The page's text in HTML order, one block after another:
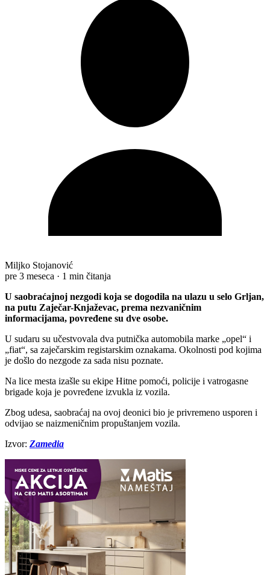
Miljko Stojanović
pre 3 meseca · 1 min čitanja
U saobraćajnoj nezgodi koja se dogodila na ulazu u selo Grljan,
na putu Zaječar-Knjaževac, prema nezvaničnim
informacijama, povređene su dve osobe.
U sudaru su učestvovala dva putnička automobila marke „opel“ i
„fiat“, sa zaječarskim registarskim oznakama. Okolnosti pod kojima
je došlo do nezgode za sada nisu poznate.
Na lice mesta izašle su ekipe Hitne pomoći, policije i vatrogasne
brigade koja je povređene izvukla iz vozila.
Zbog udesa, saobraćaj na ovoj deonici bio je privremeno usporen i
odvijao se naizmeničnim propuštanjem vozila.
Izvor: Zamedia